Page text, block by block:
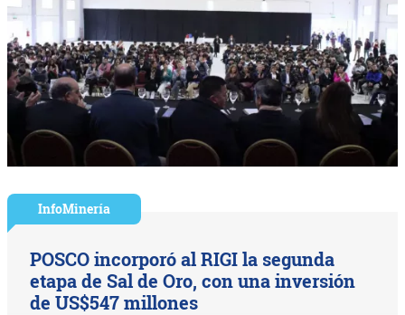
InfoMinería
POSCO incorporó al RIGI la segunda
etapa de Sal de Oro, con una inversión
de US$547 millones